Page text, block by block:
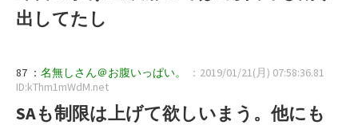
出してたし
87 ： 名無しさん＠お腹いっぱい。
：2019/01/21(月) 07:58:36.81
ID:kThm1mWdM.net
SAも制限は上げて欲しいまう。他にも